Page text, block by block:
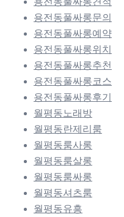
용전동풀싸롱문의
용전동풀싸롱예약
용전동풀싸롱위치
용전동풀싸롱추천
용전동풀싸롱코스
용전동풀싸롱후기
월평동노래방
월평동란제리룸
월평동룸사롱
월평동룸살롱
월평동룸싸롱
월평동셔츠룸
월평동유흥